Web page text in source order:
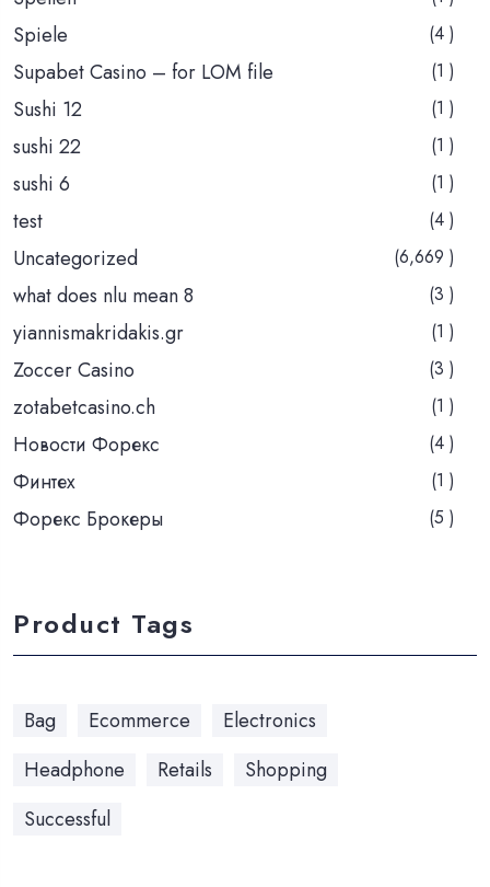
Spiele (4 )
Supabet Casino – for LOM file (1 )
Sushi 12 (1 )
sushi 22 (1 )
sushi 6 (1 )
test (4 )
Uncategorized (6,669 )
what does nlu mean 8 (3 )
yiannismakridakis.gr (1 )
Zoccer Casino (3 )
zotabetcasino.ch (1 )
Новости Форекс (4 )
Финтех (1 )
Форекс Брокеры (5 )
Product Tags
Bag Ecommerce
Electronics
Headphone
Retails
Shopping
Successful